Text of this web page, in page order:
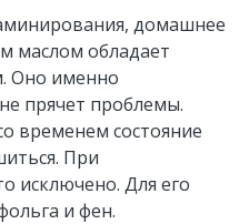
домашнее
маслом обладает
Оно именно
прячет проблемы.
временем состояние
При
исключено. Для его
и фен.